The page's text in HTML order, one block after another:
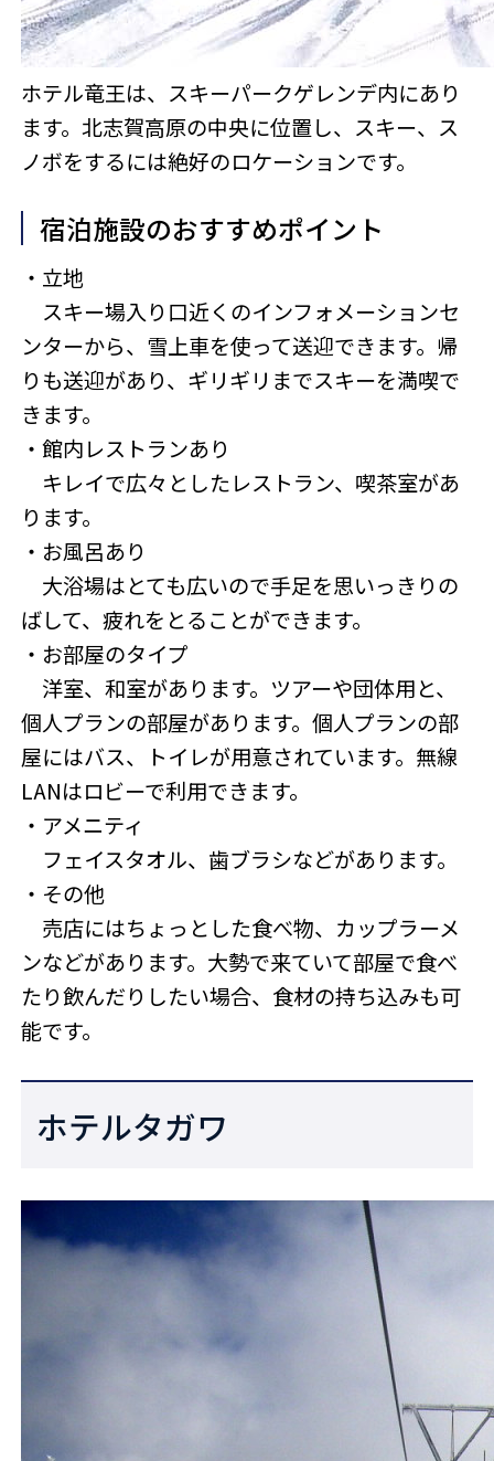
ホテル竜王は、スキーパークゲレンデ内にあり
ます。北志賀高原の中央に位置し、スキー、ス
ノボをするには絶好のロケーションです。
宿泊施設のおすすめポイント
・立地
スキー場入り口近くのインフォメーションセ
ンターから、雪上車を使って送迎できます。帰
りも送迎があり、ギリギリまでスキーを満喫で
きます。
・館内レストランあり
キレイで広々としたレストラン、喫茶室があ
ります。
・お風呂あり
大浴場はとても広いので手足を思いっきりの
ばして、疲れをとることができます。
・お部屋のタイプ
洋室、和室があります。ツアーや団体用と、
個人プランの部屋があります。個人プランの部
屋にはバス、トイレが用意されています。無線
LANはロビーで利用できます。
・アメニティ
フェイスタオル、歯ブラシなどがあります。
・その他
売店にはちょっとした食べ物、カップラーメ
ンなどがあります。大勢で来ていて部屋で食べ
たり飲んだりしたい場合、食材の持ち込みも可
能です。
ホテルタガワ